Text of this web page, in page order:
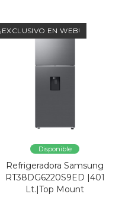
¡EXCLUSIVO EN WEB!
Disponible
Refrigeradora Samsung
RT38DG6220S9ED |401
Lt.|Top Mount